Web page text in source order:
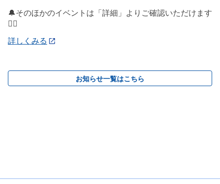
🔔そのほかのイベントは「詳細」よりご確認いただけます
💁‍♀️
詳しくみる
お知らせ一覧はこちら